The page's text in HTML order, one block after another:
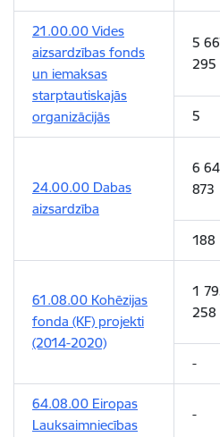
21.00.00 Vides
aizsardzības fonds
un iemaksas
starptautiskajās
organizācijās
5
295
5
24.00.00 Dabas
aizsardzība
6
873
188
61.08.00 Kohēzijas
fonda (KF) projekti
(2014-2020)
1
258
-
64.08.00 Eiropas
Lauksaimniecības
-